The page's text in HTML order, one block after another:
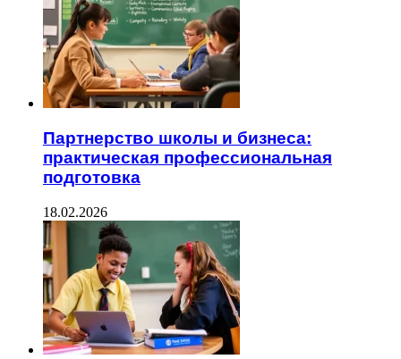
Партнерство школы и бизнеса:
практическая профессиональная
подготовка
18.02.2026